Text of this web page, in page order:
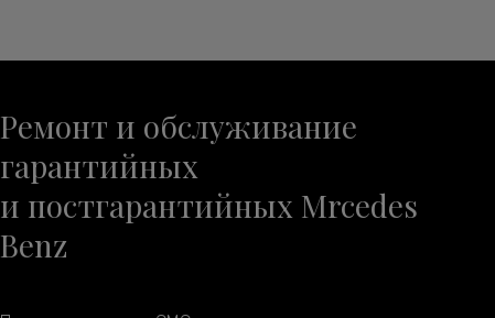
Ремонт и обслуживание
гарантийных
и постгарантийных Mrcedes
Benz